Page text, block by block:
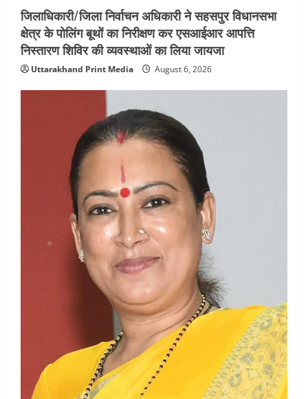
जिलाधिकारी/जिला निर्वाचन अधिकारी ने सहसपुर विधानसभा
क्षेत्र के पोलिंग बूथों का निरीक्षण कर एसआईआर आपत्ति
निस्तारण शिविर की व्यवस्थाओं का लिया जायजा
Uttarakhand Print Media August 6, 2026